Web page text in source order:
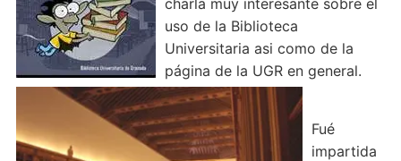
charla muy interesante sobre el
uso de la Biblioteca
Universitaria asi como de la
página de la UGR en general.
Fué
impartida